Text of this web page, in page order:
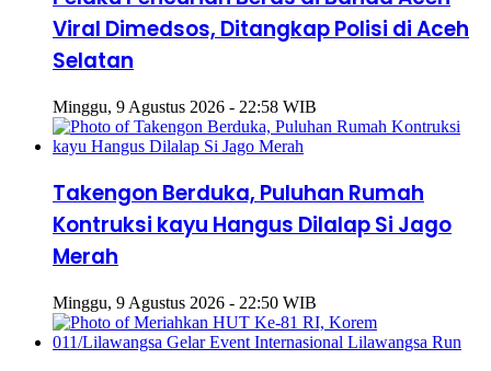
Viral Dimedsos, Ditangkap Polisi di Aceh
Selatan
Minggu, 9 Agustus 2026 - 22:58 WIB
Takengon Berduka, Puluhan Rumah
Kontruksi kayu Hangus Dilalap Si Jago
Merah
Minggu, 9 Agustus 2026 - 22:50 WIB